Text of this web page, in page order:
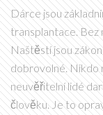
Dárce jsou
transplantace. Bez
Naštěstí jsou
dobrovolné. Nikdo
neuvěřitelní lidé
člověku. Je to